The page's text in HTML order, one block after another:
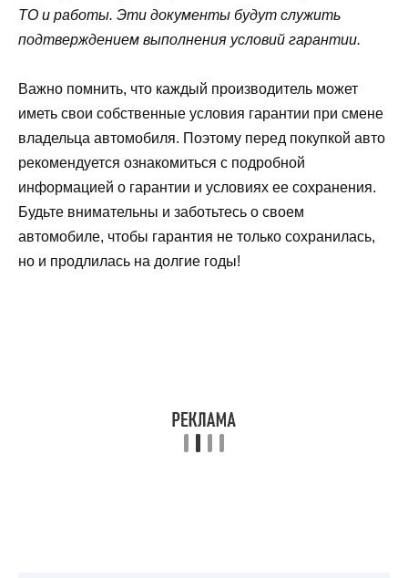
ТО и работы. Эти документы будут служить
подтверждением выполнения условий гарантии.
Важно помнить, что каждый производитель может
иметь свои собственные условия гарантии при смене
владельца автомобиля. Поэтому перед покупкой авто
рекомендуется ознакомиться с подробной
информацией о гарантии и условиях ее сохранения.
Будьте внимательны и заботьтесь о своем
автомобиле, чтобы гарантия не только сохранилась,
но и продлилась на долгие годы!